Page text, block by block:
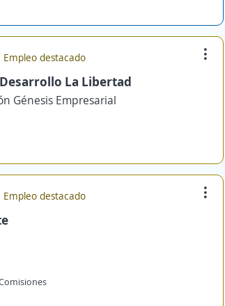
Empleo destacado
La Libertad
Génesis Empresarial
Empleo destacado